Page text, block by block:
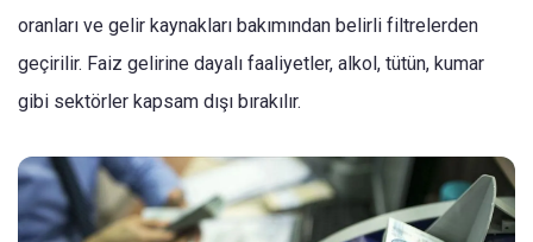
oranları ve gelir kaynakları bakımından belirli filtrelerden
geçirilir. Faiz gelirine dayalı faaliyetler, alkol, tütün, kumar
gibi sektörler kapsam dışı bırakılır.